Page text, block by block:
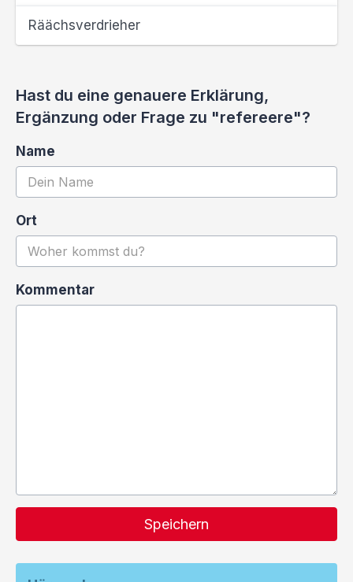
Räächsverdrieher
Hast du eine genauere Erklärung,
Ergänzung oder Frage zu "refereere"?
Name
Ort
Kommentar
Speichern